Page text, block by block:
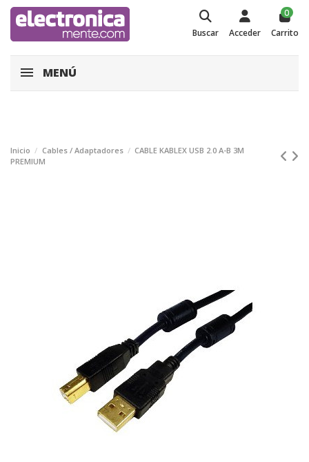
Buscar Acceder
0
Carrito
MENÚ
Inicio Cables / Adaptadores
CABLE KABLEX USB 2.0 A-B 3M
PREMIUM